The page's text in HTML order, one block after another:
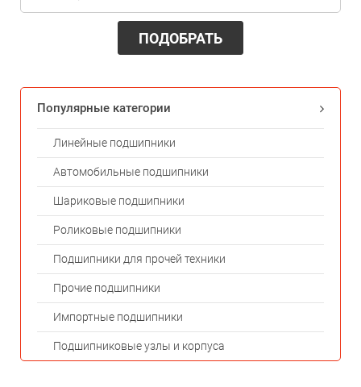
ПОДОБРАТЬ
Популярные категории
Линейные подшипники
Автомобильные подшипники
Шариковые подшипники
Роликовые подшипники
Подшипники для прочей техники
Прочие подшипники
Импортные подшипники
Подшипниковые узлы и корпуса